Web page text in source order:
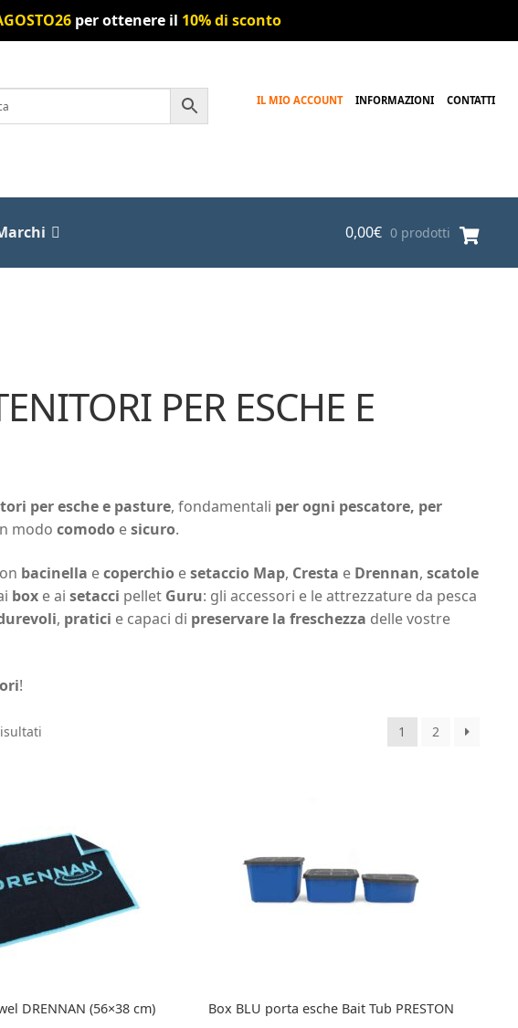
per ottenere il 10% di sconto
IL MIO ACCOUNT INFORMAZIONI CONTATTI
0,00€ 0 prodotti
PER ESCHE E
per esche e pasture, fondamentali per ogni pescatore, per
modo comodo esicuro.
bacinella ecoperchio esetaccio Map, Cresta e Drennan, scatole
box e ai setacci pellet Guru: gli accessori e le attrezzature da pesca
, pratici e capaci di preservare la freschezza delle vostre
!
1 2
DRENNAN (56×38 cm) Box BLU porta esche Bait Tub PRESTON